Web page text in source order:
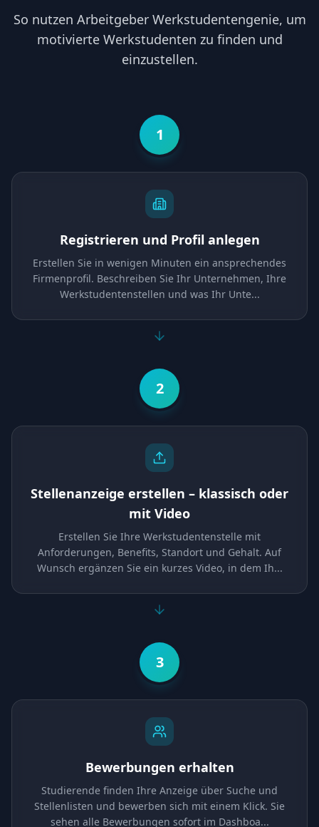
So nutzen Arbeitgeber Werkstudentengenie, um
motivierte Werkstudenten zu finden und
einzustellen.
1
Registrieren und Profil anlegen
Erstellen Sie in wenigen Minuten ein ansprechendes
Firmenprofil. Beschreiben Sie Ihr Unternehmen, Ihre
Werkstudentenstellen und was Ihr Unte...
2
Stellenanzeige erstellen – klassisch oder
mit Video
Erstellen Sie Ihre Werkstudentenstelle mit
Anforderungen, Benefits, Standort und Gehalt. Auf
Wunsch ergänzen Sie ein kurzes Video, in dem Ih...
3
Bewerbungen erhalten
Studierende finden Ihre Anzeige über Suche und
Stellenlisten und bewerben sich mit einem Klick. Sie
sehen alle Bewerbungen sofort im Dashboa...